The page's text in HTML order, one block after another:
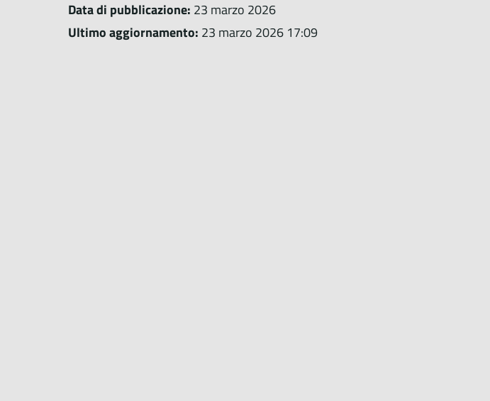
Data di pubblicazione: 23 marzo 2026
Ultimo aggiornamento: 23 marzo 2026 17:09